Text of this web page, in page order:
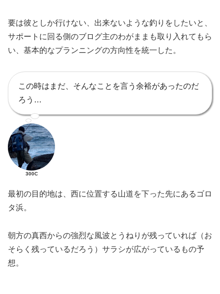
要は彼としか行けない、出来ないような釣りをしたいと、
サポートに回る側のブログ主のわがままも取り入れてもら
い、基本的なプランニングの方向性を統一した。
この時はまだ、そんなことを言う余裕があったのだ
ろう…
300C
最初の目的地は、西に位置する山道を下った先にあるゴロ
タ浜。
朝方の真西からの強烈な風波とうねりが残っていれば（お
そらく残っているだろう）サラシが広がっているもの予
想。